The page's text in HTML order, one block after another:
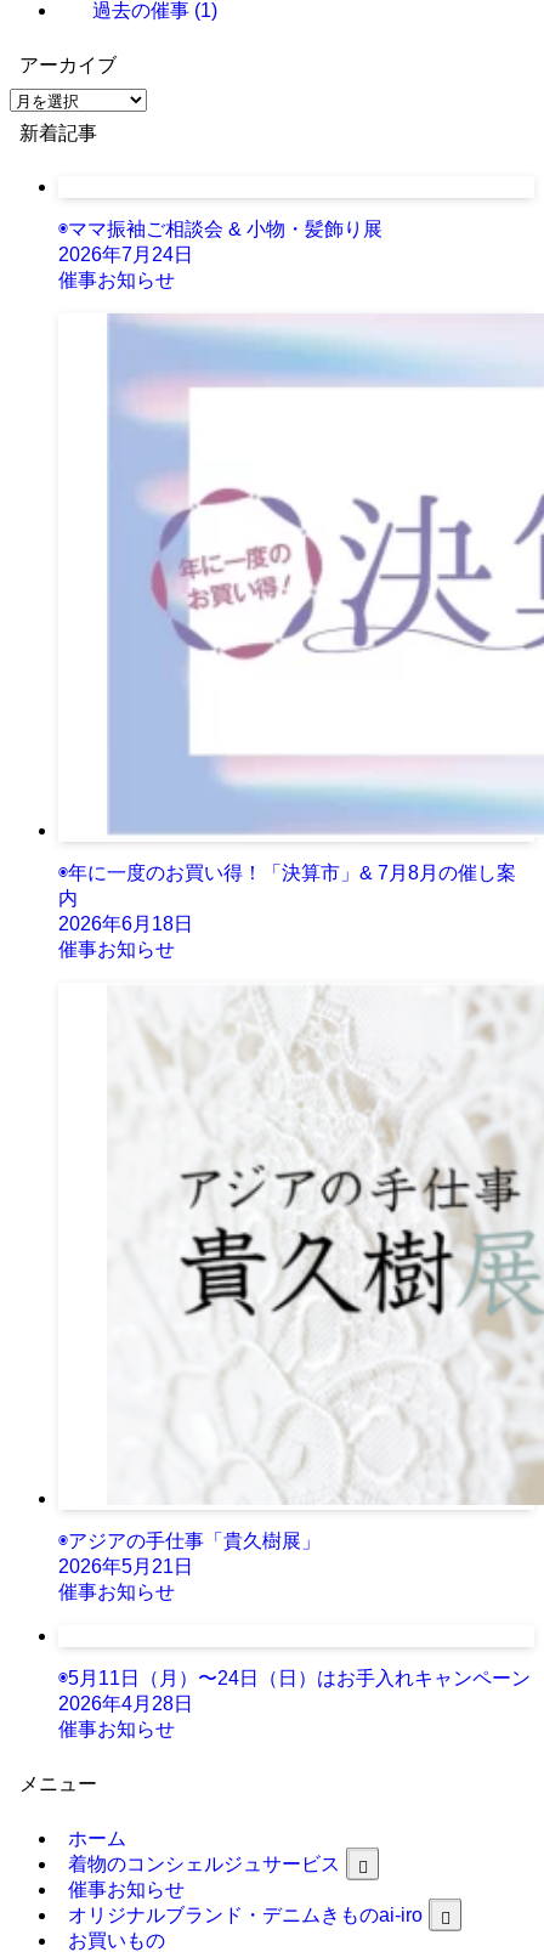
過去の催事 (1)
アーカイブ
ア
ー
新着記事
◉ママ振袖ご相談会 & 小物・髪飾り展
2026年7月24日
催事お知らせ
◉年に一度のお買い得！「決算市」& 7月8月の催し案
内
2026年6月18日
催事お知らせ
◉アジアの手仕事「貴久樹展」
2026年5月21日
催事お知らせ
◉5月11日（月）〜24日（日）はお手入れキャンペーン
2026年4月28日
催事お知らせ
メニュー
ホーム
着物のコンシェルジュサービス
催事お知らせ
オリジナルブランド・デニムきものai-iro
お買いもの